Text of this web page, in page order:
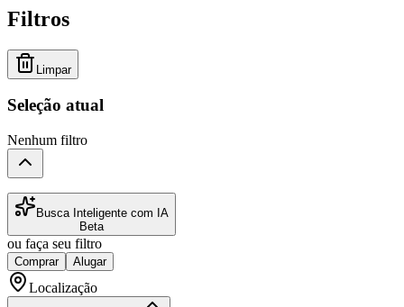
Filtros
Limpar
Seleção atual
Nenhum filtro
Busca Inteligente com IA
Beta
ou faça seu filtro
Comprar Alugar
Localização